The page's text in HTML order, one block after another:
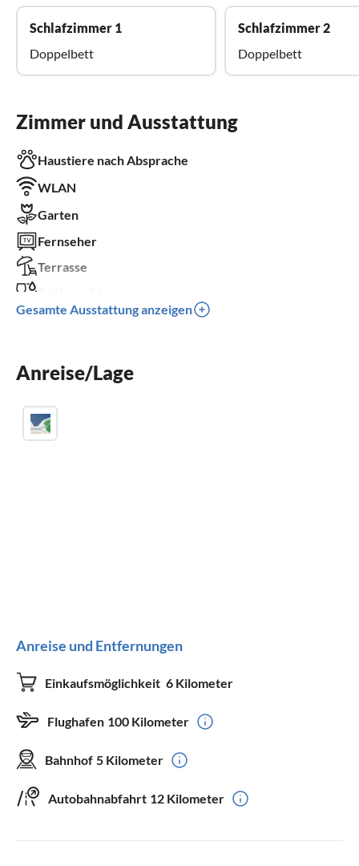
Schlafzimmer 1
Doppelbett
Schlafzimmer 2
Doppelbett
Zimmer und Ausstattung
Haustiere nach Absprache
WLAN
Garten
Fernseher
Terrasse
Parkplatz
Kinder willkommen
Gesamte Ausstattung anzeigen
Anreise/Lage
Anreise und Entfernungen
Einkaufsmöglichkeit 6 Kilometer
Flughafen 100 Kilometer
Bahnhof 5 Kilometer
Autobahnabfahrt 12 Kilometer